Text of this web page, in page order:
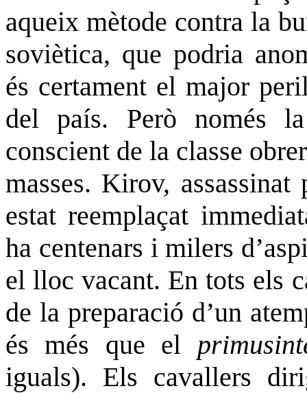
aqueix mètode contra la
soviètica, que podria
és certament el major
del país. Però només la
conscient de la classe
masses. Kirov,
estat reemplaçat
ha centenars i milers
el lloc vacant. En tots els
de la preparació d’un
és més que el primus
iguals). Els cavallers